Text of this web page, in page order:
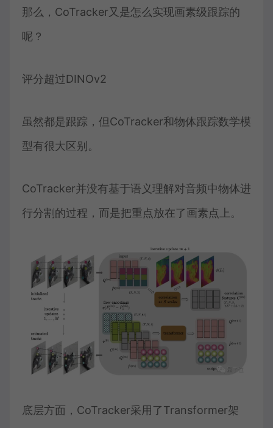
那么，CoTracker又是怎么实现画素级跟踪的
呢？
评分超过DINOv2
虽然都是跟踪，但CoTracker和物体跟踪数学模
型有很大区别。
CoTracker并没有基于语义理解对音频中物体进
行分割的过程，而是把重点放在了画素点上。
底层方面，CoTracker采用了Transformer架